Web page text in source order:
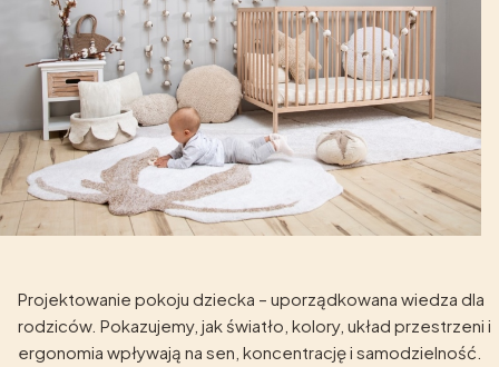
Projektowanie pokoju dziecka – uporządkowana wiedza dla
rodziców. Pokazujemy, jak światło, kolory, układ przestrzeni i
ergonomia wpływają na sen, koncentrację i samodzielność.